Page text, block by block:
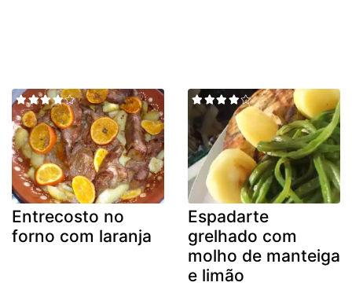
Entrecosto no
forno com laranja
Espadarte
grelhado com
molho de manteiga
e limão